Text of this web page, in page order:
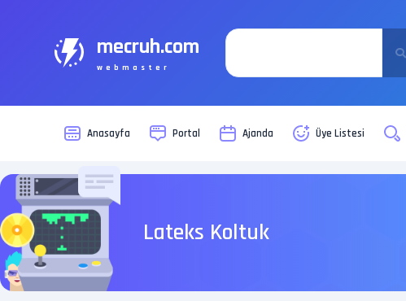
mecruh.com
webmaster
Anasayfa Portal Ajanda Üye Listesi
Lateks Koltuk